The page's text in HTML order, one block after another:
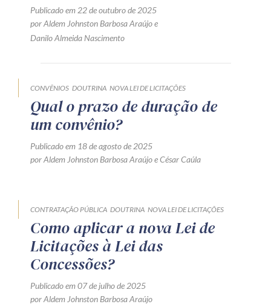
Receba por RSS
Av. Sete de Setembro, 4698
Telefone (41) 2109-8666
Whatsapp (41) 98881-6616
Publicado em 22 de outubro de 2025
porAldem Johnston Barbosa Araújoe
Danilo Almeida Nascimento
CONVÊNIOS DOUTRINA NOVA LEI DE LICITAÇÕES
Qual o prazo de duração de
um convênio?
Publicado em 18 de agosto de 2025
porAldem Johnston Barbosa AraújoeCésar Caúla
CONTRATAÇÃO PÚBLICA DOUTRINA NOVA LEI DE LICITAÇÕES
Como aplicar a nova Lei de
Licitações à Lei das
Concessões?
Publicado em 07 de julho de 2025
por Aldem Johnston Barbosa Araújo